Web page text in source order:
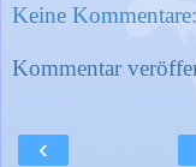
Keine Kommentare:
Kommentar
‹